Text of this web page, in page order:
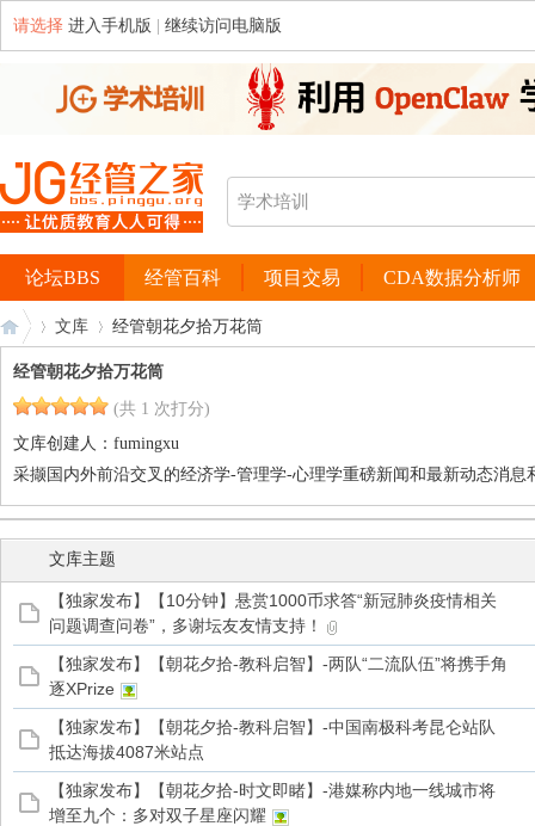
请选择 进入手机版 继续访问电脑版
经管百科 项目交易 CDA数据分析师
论坛BBS
文库 经管朝花夕拾万花筒
经管朝花夕拾万花筒
(共 1 次打分)
文库创建人： fumingxu
采撷国内外前沿交叉的经济学-管理学-心理学重磅新闻和最新动态消息
文库主题
【独家发布】【10分钟】悬赏1000币求答“新冠肺炎疫情相关
问题调查问卷”，多谢坛友友情支持！
【独家发布】【朝花夕拾-教科启智】-两队“二流队伍”将携手角
逐XPrize
【独家发布】【朝花夕拾-教科启智】-中国南极科考昆仑站队
抵达海拔4087米站点
【独家发布】【朝花夕拾-时文即睹】-港媒称内地一线城市将
增至九个：多对双子星座闪耀